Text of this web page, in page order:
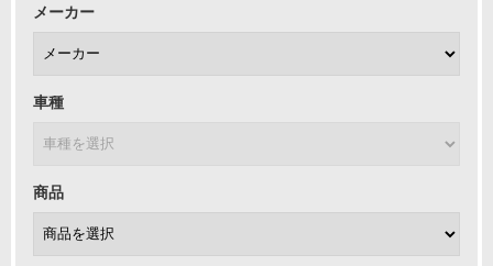
メーカー
車種
商品